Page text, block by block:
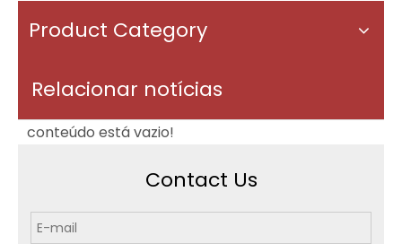
Product Category
Relacionar notícias
conteúdo está vazio!
Contact Us